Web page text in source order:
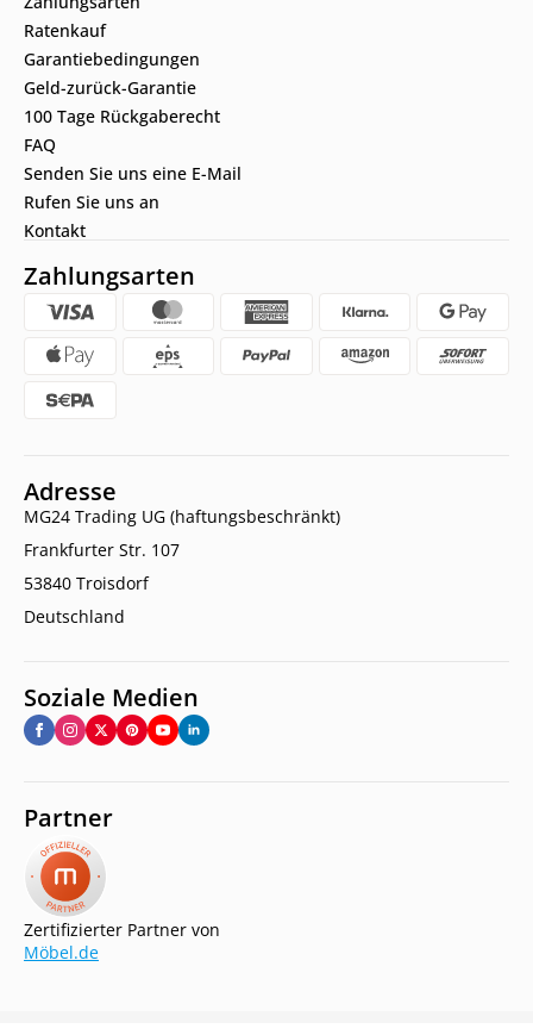
Ratenkauf
Garantiebedingungen
Geld-zurück-Garantie
100 Tage Rückgaberecht
FAQ
Senden Sie uns eine E-Mail
Rufen Sie uns an
Kontakt
Zahlungsarten
Adresse
MG24 Trading UG (haftungsbeschränkt)
Frankfurter Str. 107
53840 Troisdorf
Deutschland
Soziale Medien
Partner
Zertifizierter Partner von
Möbel.de